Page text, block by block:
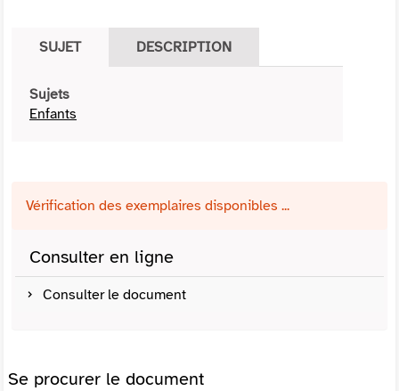
SUJET DESCRIPTION
Sujets
Enfants
Vérification des exemplaires disponibles ...
Consulter en ligne
Consulter le document
Se procurer le document